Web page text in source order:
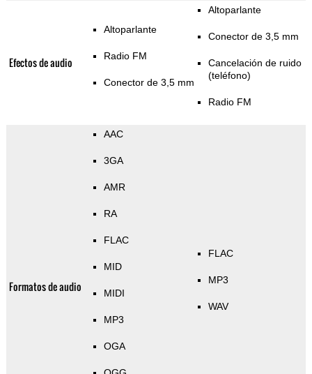
Efectos de audio
Altoparlante
Radio FM
Conector de 3,5 mm
Altoparlante
Conector de 3,5 mm
Cancelación de ruido
(teléfono)
Radio FM
Formatos de audio
AAC
3GA
AMR
RA
FLAC
MID
MIDI
MP3
OGA
FLAC
MP3
WAV